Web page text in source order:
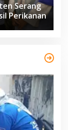
Serang
Perikanan